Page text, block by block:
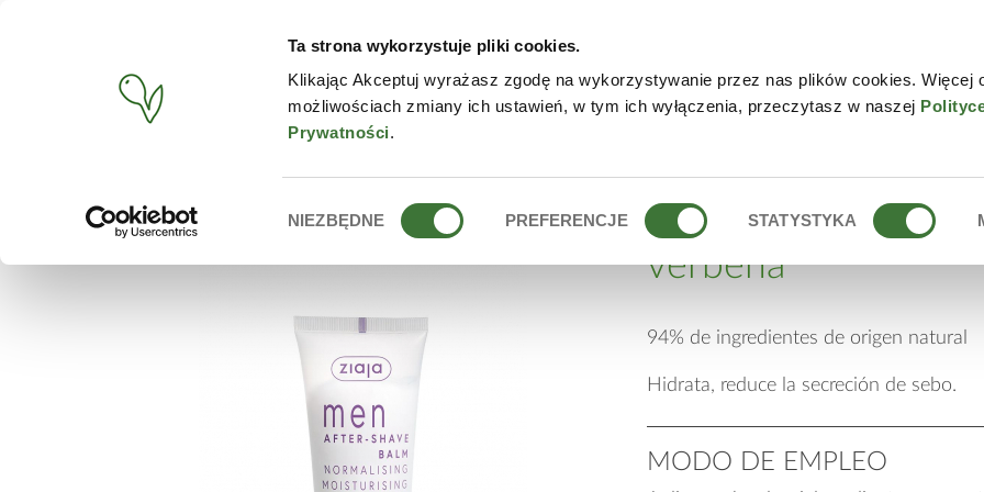
Ta strona wykorzystuje pliki cookies.
Klikając Akceptuj wyrażasz zgodę na wykorzystywanie przez nas plików cookies. Więcej
możliwościach zmiany ich ustawień, w tym ich wyłączenia, przeczytasz w naszej
Prywatności.
zgody
NIEZBĘDNE PREFERENCJE STATYSTYKA
PRODUCTOS TIENDA ONLINE CONTACTO
BUSCAR ZIAJA BÁLSAMO AFTER SHAVE LEMON VERBENA
bálsamo after
verbena
94% de ingredientes de origen natural
Hidrata, reduce la secreción de sebo.
MODO DE EMPLEO